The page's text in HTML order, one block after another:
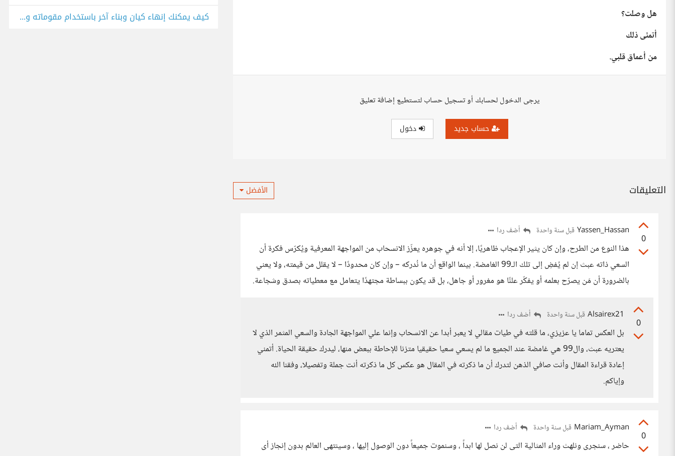
هل وصلت؟
أتمنّى ذلك
من أعماق قلبي.
يرجى الدخول لحسابك أو تسجيل حساب لتستطيع إضافة تعليق
حساب جديد دخول
التعليقات الأفضل
0
Yassen_Hassan قبل سنة واحدة أضف ردا
هذا النوع من الطرح، وإن كان يثير الإعجاب ظاهريًا، إلا أنه في جوهره يعزّز الانسحاب من المواجهة المعرفية ويُكرّس فكرة أن
السعي ذاته عبث إن لم يُفضِ إلى تلك الـ99 الغامضة. بينما الواقع أن ما نُدركه – وإن كان محدودًا – لا يقلل من قيمته، ولا يعني
بالضرورة أن مَن يصرّح بعلمه أو يفكّر علنًا هو مغرور أو جاهل، بل قد يكون ببساطة مجتهدًا يتعامل مع معطياته بصدق وشجاعة.
0
Alsairex21 قبل سنة واحدة أضف ردا
بل العكس تماما يا عزيزي، ما قلته في طيات مقالي لا يعبر أبدا عن الانسحاب وإنما علي المواجهة الجادة والسعي المثمر الذي لا
يعتريه عبث، وال99 هي غامضة عند الجميع ما لم يسعي سعيا حقيقيا متزنا للإحاطة ببعض منها، ليدرك حقيقة الحياة. أتمني
إعادة قراءة المقال وأنت صافي الذهن لتدرك أن ما ذكرته في المقال هو عكس كل ما ذكرته أنت جملة وتفصيلا، وفقنا الله
وإياكم.
0
Mariam_Ayman قبل سنة واحدة أضف ردا
حاضر ، سنجرى ونلهث وراء المثالية التى لن نصل لها ابداً ، وسنموت جميعاً دون الوصول إليها ، وسينتهى العالم بدون إنجاز أى
كيف يمكنك إنهاء كيان وبناء آخر باستخدام مقوماته واهتمامك؟